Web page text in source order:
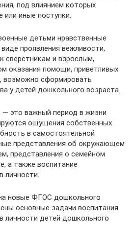
под влиянием которых
или иные поступки.
детьми нравственные
проявления вежливости,
сверстникам и взрослым,
оказания помощи, приветливых
возможно сформировать
у детей дошкольного возраста.
это важный период в жизни
ощущения собственных
в самостоятельной
представления об окружающем
представления о семейном
а также воспитание
личности.
новые ФГОС дошкольного
основные задачи воспитания
личности детей дошкольного